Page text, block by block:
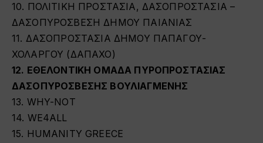
10. ΠΟΛΙΤΙΚΗ ΠΡΟΣΤΑΣΙΑ, ΔΑΣΟΠΡΟΣΤΑΣΙΑ –
ΔΑΣΟΠΥΡΟΣΒΕΣΗ ΔΗΜΟΥ ΠΑΙΑΝΙΑΣ
11. ΔΑΣΟΠΡΟΣΤΑΣΙΑ ΔΗΜΟΥ ΠΑΠΑΓΟΥ-
ΧΟΛΑΡΓΟΥ (ΔΑΠΑΧΟ)
12. ΕΘΕΛΟΝΤΙΚΗ ΟΜΑΔΑ ΠΥΡΟΠΡΟΣΤΑΣΙΑΣ
ΔΑΣΟΠΥΡΟΣΒΕΣΗΣ ΒΟΥΛΙΑΓΜΕΝΗΣ
13. WHY-NOT
14. WE4ALL
15. HUMANITY GREECE